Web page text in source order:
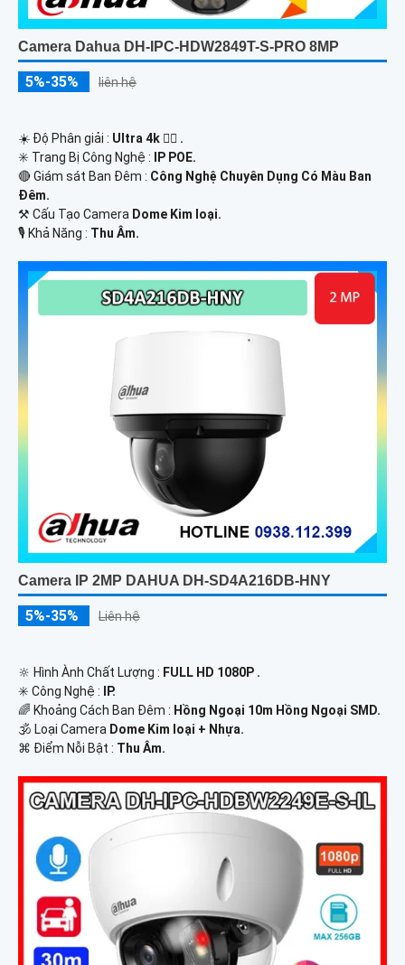
Camera Dahua DH-IPC-HDW2849T-S-PRO 8MP
5%-35% liên hệ
☀️ Độ Phân giải : Ultra 4k 👍🏾 .
✳️ Trang Bị Công Nghệ :
IP POE.
🔴 Giám sát Ban Đêm : Công Nghệ Chuyên Dụng Có Màu Ban
Ðêm.
⚒ Cấu Tạo Camera Dome Kim loại.
️🎙 Khả Năng : Thu Âm.
Camera IP 2MP DAHUA DH-SD4A216DB-HNY
5%-35% Liên hệ
🔆 Hình Ành Chất Lượng : FULL HD 1080P .
✳️ Công Nghệ :
IP.
🌈 Khoảng Cách Ban Đêm : Hồng Ngoại 10m Hồng Ngoại SMD.
🕉️ Loại Camera Dome Kim loại + Nhựa.
️⌘ Điểm Nỗi Bật : Thu Âm.